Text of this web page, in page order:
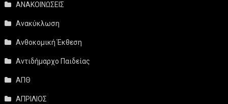
ΑΝΑΚΟΙΝΩΣΕΙΣ
Ανακύκλωση
Ανθοκομική Έκθεση
Αντιδήμαρχο Παιδείας
ΑΠΘ
ΑΠΡΙΛΙΟΣ